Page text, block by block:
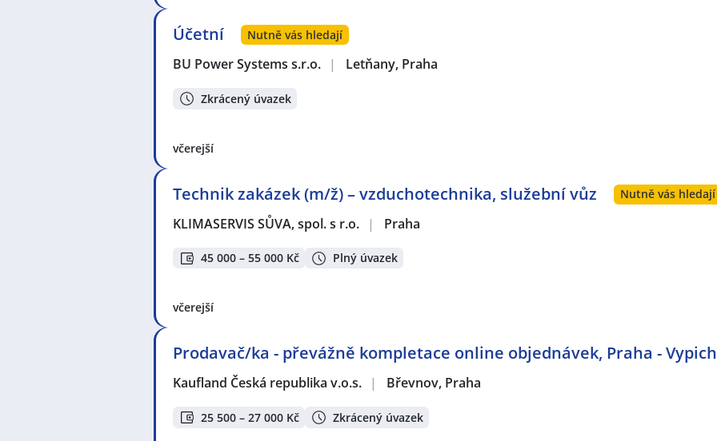
Účetní Nutně vás hledají
BU Power Systems s.r.o. | Letňany, Praha
Zkrácený úvazek
včerejší
Technik zakázek (m/ž) – vzduchotechnika, služební vůz Nutně vás hledají
KLIMASERVIS SŮVA, spol. s r.o. | Praha
45 000 – 55 000 Kč Plný úvazek
včerejší
Prodavač/ka - převážně kompletace online objednávek, Praha - Vypich
Kaufland Česká republika v.o.s. | Břevnov, Praha
25 500 – 27 000 Kč Zkrácený úvazek